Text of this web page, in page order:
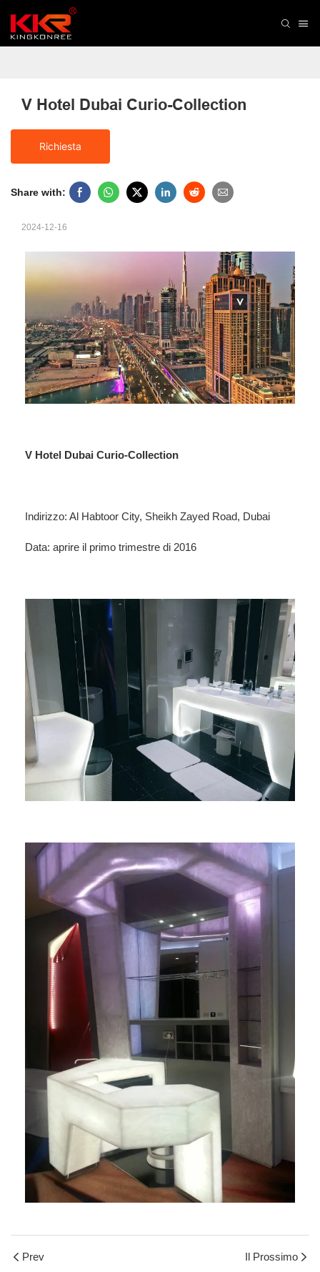
V Hotel Dubai Curio-Collection
Richiesta
Share with:
2024-12-16
V Hotel Dubai Curio-Collection
Indirizzo: Al Habtoor City, Sheikh Zayed Road, Dubai
Data: aprire il primo trimestre di 2016
Prev Il Prossimo